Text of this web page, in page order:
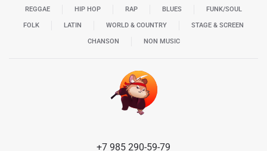
REGGAE HIP HOP RAP BLUES FUNK/SOUL
FOLK LATIN WORLD & COUNTRY STAGE & SCREEN
CHANSON NON MUSIC
+7 985 290-59-79